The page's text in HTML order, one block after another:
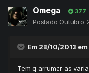
Omega 377
Postado Outubro
Em 28/10/2013
Tem q arrumar as